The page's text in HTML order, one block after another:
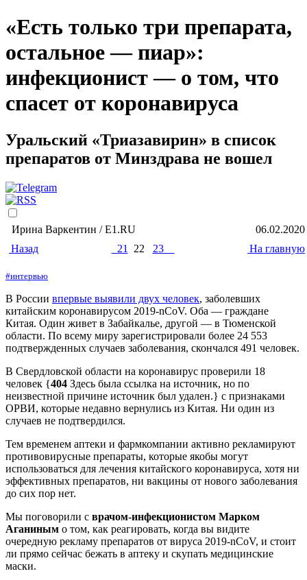
«Есть только три препарата,
остальное — пиар»:
инфекционист — о том, что
спасет от коронавируса
Уральский «Триазавирин» в список
препаратов от Минздрава не вошел
Ирина Варкентин / Е1.RU
06.02.2020
Назад
21 22 23 На главную
#интервью
В России впервые выявили двух человек, заболевших
китайским коронавирусом 2019-nCoV. Оба — граждане
Китая. Один живет в Забайкалье, другой — в Тюменской
области. По всему миру зарегистрировали более 24 553
подтвержденных случаев заболевания, скончался 491 человек.
В Свердловской области на коронавирус проверили 18
человек {404 Здесь была ссылка на источник, но по
неизвестной причине источник был удален.} с признаками
ОРВИ, которые недавно вернулись из Китая. Ни один из
случаев не подтвердился.
Тем временем аптеки и фармкомпании активно рекламируют
противовирусные препараты, которые якобы могут
использоваться для лечения китайского коронавируса, хотя ни
эффективных препаратов, ни вакцины от нового заболевания
до сих пор нет.
Мы поговорили с врачом-инфекционистом Марком
Аганиным о том, как реагировать, когда вы видите
очередную рекламу препаратов от вируса 2019-nCoV, и стоит
ли прямо сейчас бежать в аптеку и скупать медицинские
маски.